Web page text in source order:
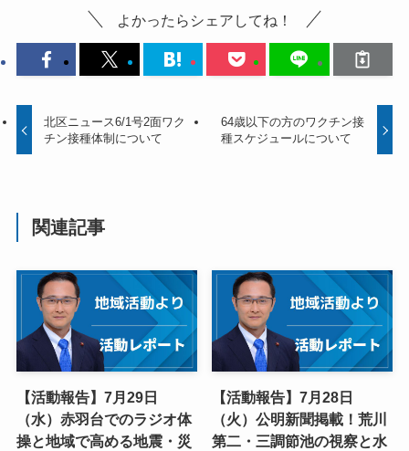
よかったらシェアしてね！
北区ニュース6/1号2面ワク
チン接種体制について
64歳以下の方のワクチン接
種スケジュールについて
関連記事
【活動報告】7月29日
（水）赤羽台でのラジオ体
操と地域で高める地震・災
【活動報告】7月28日
（火）公明新聞掲載！荒川
第二・三調節池の視察と水